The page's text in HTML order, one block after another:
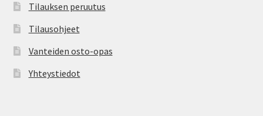
Tilauksen peruutus
Tilausohjeet
Vanteiden osto-opas
Yhteystiedot